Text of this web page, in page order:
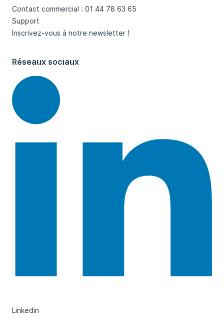
Contact commercial : 01 44 78 63 65
Support
Inscrivez-vous à notre newsletter !
Réseaux sociaux
Linkedin